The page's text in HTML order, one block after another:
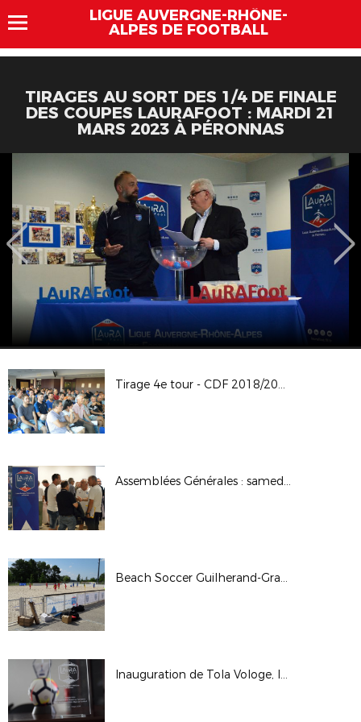
LIGUE AUVERGNE-RHÔNE-
ALPES DE FOOTBALL
TIRAGES AU SORT DES 1/4 DE FINALE
DES COUPES LAURAFOOT : MARDI 21
MARS 2023 À PÉRONNAS
Tirage 4e tour - CDF 2018/2019
Assemblées Générales : samedi 30 juin 2018
Beach Soccer Guilherand-Granges 2018
Inauguration de Tola Vologe, le samedi 9 juin 2018